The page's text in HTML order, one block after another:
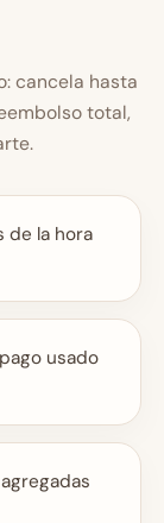
cancela hasta
total,
de la hora
usado